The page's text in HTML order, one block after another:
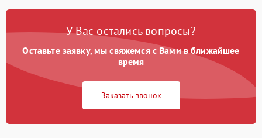
У Вас остались вопросы?
Оставьте заявку, мы свяжемся с Вами в ближайшее
время
Заказать звонок